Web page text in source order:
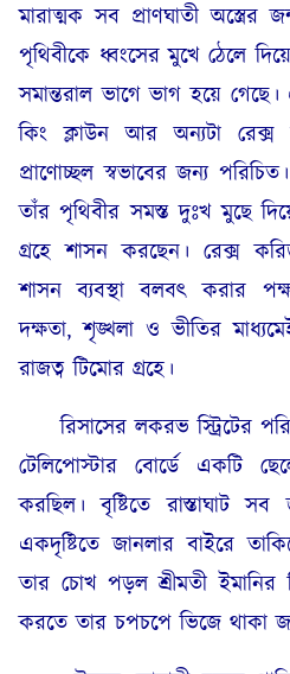
মারাত্মক সব প্রাণঘাতী
পৃথিবীকে ধ্বংসের মুখে ঠেলে
সমান্তরাল ভাগে ভাগ হয়ে
কিং ক্লাউন আর অন্যটা রেক্স
প্রাণোচ্ছল স্বভাবের জন্য
তাঁর পৃথিবীর সমস্ত দুঃখ মুছে
গ্রহে শাসন করছেন। রেক্স
শাসন ব্যবস্থা বলবৎ করার
দক্ষতা, শৃঙ্খলা ও ভীতির
রাজত্ব টিমোর গ্রহে।
রিসাসের লকরভ স্ট্রিটের
টেলিপোস্টার বোর্ডে একটি
করছিল। বৃষ্টিতে রাস্তাঘাট
একদৃষ্টিতে জানলার বাইরে
তার চোখ পড়ল শ্রীমতী
করতে তার চপচপে ভিজে থাকা